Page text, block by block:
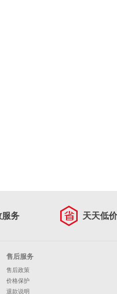
服务 天天低
售后服务
售后政策
价格保护
退款说明